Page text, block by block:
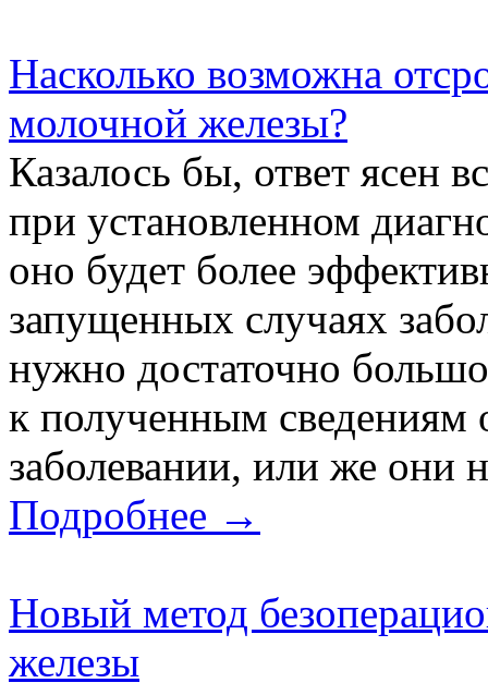
Насколько возможна
молочной железы?
Казалось бы, ответ ясен
при установленном
оно будет более
запущенных случаях
нужно достаточно
к полученным
заболевании, или же они
Подробнее →
Новый метод
железы